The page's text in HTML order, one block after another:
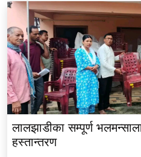
लालझाडीका सम्पूर्ण
हस्तान्तरण